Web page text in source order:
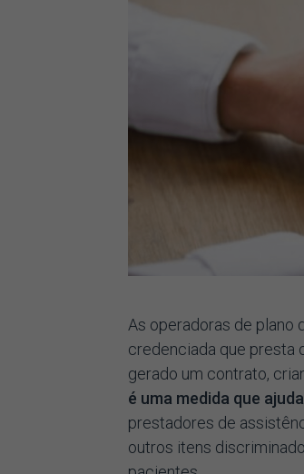
As operadoras de plano
credenciada que presta
gerado um contrato,
é uma medida que
prestadores de
outros itens